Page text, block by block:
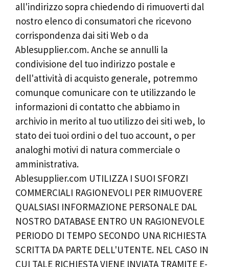
all'indirizzo sopra chiedendo di rimuoverti dal
nostro elenco di consumatori che ricevono
corrispondenza dai siti Web o da
Ablesupplier.com. Anche se annulli la
condivisione del tuo indirizzo postale e
dell'attività di acquisto generale, potremmo
comunque comunicare con te utilizzando le
informazioni di contatto che abbiamo in
archivio in merito al tuo utilizzo dei siti web, lo
stato dei tuoi ordini o del tuo account, o per
analoghi motivi di natura commerciale o
amministrativa.
Ablesupplier.com UTILIZZA I SUOI ​​SFORZI
COMMERCIALI RAGIONEVOLI PER RIMUOVERE
QUALSIASI INFORMAZIONE PERSONALE DAL
NOSTRO DATABASE ENTRO UN RAGIONEVOLE
PERIODO DI TEMPO SECONDO UNA RICHIESTA
SCRITTA DA PARTE DELL'UTENTE. NEL CASO IN
CUI TALE RICHIESTA VIENE INVIATA TRAMITE E-